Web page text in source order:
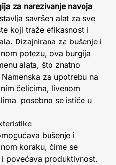
za narezivanje navoja
savršen alat za sve
koji traže efikasnost i
Dizajnirana za bušenje i
potezu, ova burgija
alata, što znatno
za upotrebu na
čelicima, livenom
posebno se ističe u
bušenje i
koraku, čime se
povećava produktivnost.